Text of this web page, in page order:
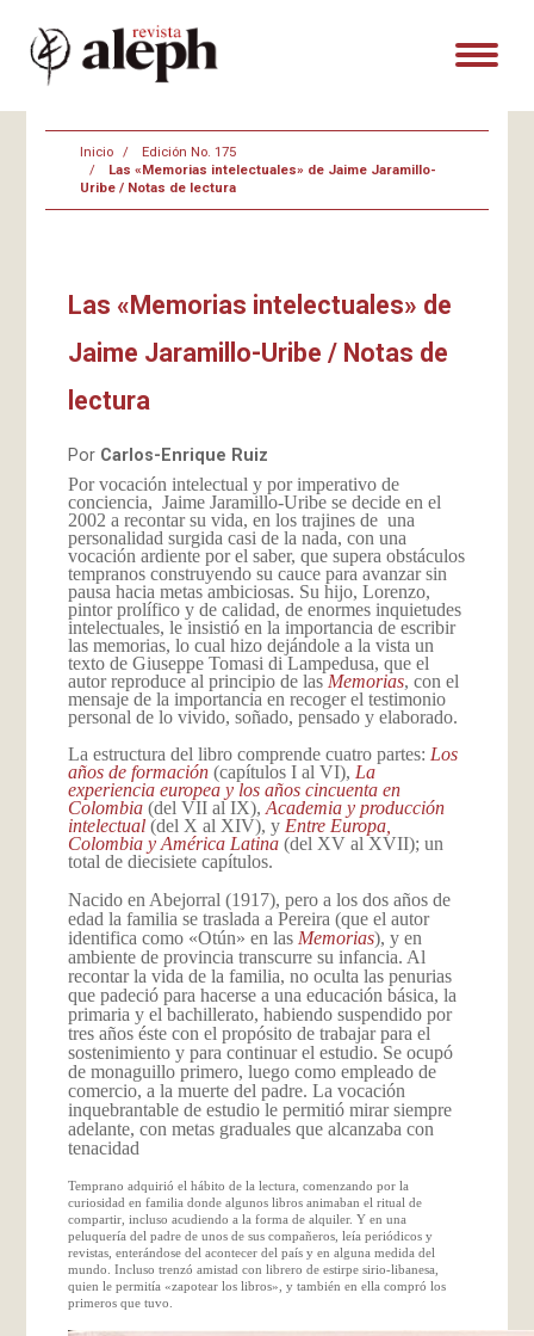
Inicio
Edición No. 175
Las «Memorias intelectuales» de Jaime Jaramillo-
Uribe / Notas de lectura
Las «Memorias intelectuales» de
Jaime Jaramillo-Uribe / Notas de
lectura
Por Carlos-Enrique Ruiz
Por vocación intelectual y por imperativo de
conciencia, Jaime Jaramillo-Uribe se decide en el
2002 a recontar su vida, en los trajines de una
personalidad surgida casi de la nada, con una
vocación ardiente por el saber, que supera obstáculos
tempranos construyendo su cauce para avanzar sin
pausa hacia metas ambiciosas. Su hijo, Lorenzo,
pintor prolífico y de calidad, de enormes inquietudes
intelectuales, le insistió en la importancia de escribir
las memorias, lo cual hizo dejándole a la vista un
texto de Giuseppe Tomasi di Lampedusa, que el
autor reproduce al principio de las Memorias, con el
mensaje de la importancia en recoger el testimonio
personal de lo vivido, soñado, pensado y elaborado.
La estructura del libro comprende cuatro partes: Los
años de formación(capítulos I al VI), La
experiencia europea y los años cincuenta en
Colombia(del VII al IX), Academia y producción
intelectual(del X al XIV), y Entre Europa,
Colombia y América Latina(del XV al XVII); un
total de diecisiete capítulos.
Nacido en Abejorral (1917), pero a los dos años de
edad la familia se traslada a Pereira (que el autor
identifica como «Otún» en las Memorias), y en
ambiente de provincia transcurre su infancia. Al
recontar la vida de la familia, no oculta las penurias
que padeció para hacerse a una educación básica, la
primaria y el bachillerato, habiendo suspendido por
tres años éste con el propósito de trabajar para el
sostenimiento y para continuar el estudio. Se ocupó
de monaguillo primero, luego como empleado de
comercio, a la muerte del padre. La vocación
inquebrantable de estudio le permitió mirar siempre
adelante, con metas graduales que alcanzaba con
tenacidad
Temprano adquirió el hábito de la lectura, comenzando por la
curiosidad en familia donde algunos libros animaban el ritual de
compartir, incluso acudiendo a la forma de alquiler. Y en una
peluquería del padre de unos de sus compañeros, leía periódicos y
revistas, enterándose del acontecer del país y en alguna medida del
mundo. Incluso trenzó amistad con librero de estirpe sirio-libanesa,
quien le permitía «zapotear los libros», y también en ella compró los
primeros que tuvo.